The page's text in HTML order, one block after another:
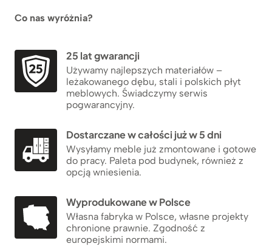
Co nas wyróżnia?
25 lat gwarancji
Używamy najlepszych materiałów –
leżakowanego dębu, stali i polskich płyt
meblowych. Świadczymy serwis
pogwarancyjny.
Dostarczane w całości już w 5 dni
Wysyłamy meble już zmontowane i gotowe
do pracy. Paleta pod budynek, również z
opcją wniesienia.
Wyprodukowane w Polsce
Własna fabryka w Polsce, własne projekty
chronione prawnie. Zgodność z
europejskimi normami.